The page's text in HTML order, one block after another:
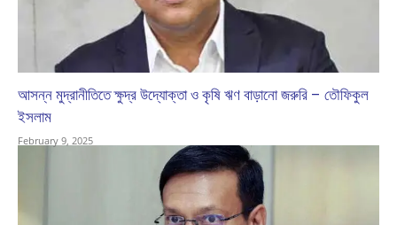
আসন্ন মুদ্রানীতিতে ক্ষুদ্র উদ্যোক্তা ও কৃষি ঋণ বাড়ানো জরুরি – তৌফিকুল
ইসলাম
February 9, 2025